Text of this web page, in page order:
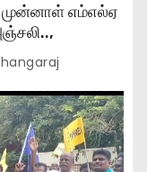
முன்னாள் எம்எல்ஏ